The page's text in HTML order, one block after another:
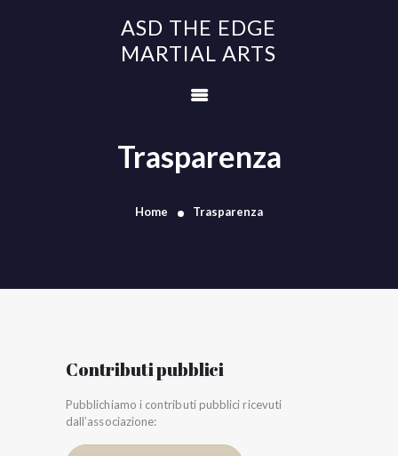
ASD THE EDGE
MARTIAL ARTS
Trasparenza
Home Trasparenza
ASD THE EDGE
MARTIAL ARTS
TAI JI
DIFESA PERSONALE
CONTATTI
Contributi pubblici
Pubblichiamo i contributi pubblici ricevuti
dall’associazione: